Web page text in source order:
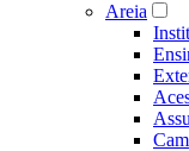
Areia